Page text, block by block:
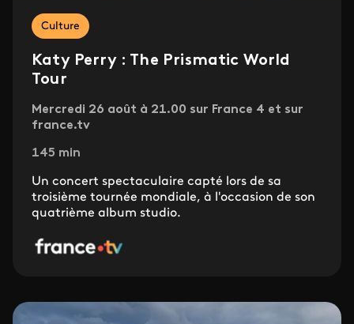
Culture
Katy Perry : The Prismatic World
Tour
Mercredi 26 août à 21.00 sur France 4 et sur
france.tv
145 min
Un concert spectaculaire capté lors de sa
troisième tournée mondiale, à l'occasion de son
quatrième album studio.